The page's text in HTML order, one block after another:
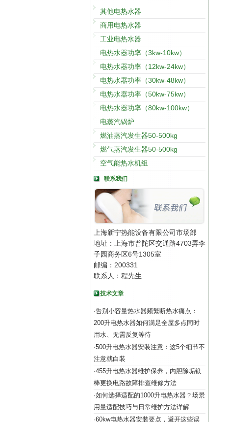
其他电热水器
商用电热水器
工业电热水器
电热水器功率（3kw-10kw）
电热水器功率（12kw-24kw）
电热水器功率（30kw-48kw）
电热水器功率（50kw-75kw）
电热水器功率（80kw-100kw）
电蒸汽锅炉
燃油蒸汽发生器50-500kg
燃气蒸汽发生器50-500kg
空气能热水机组
联系我们
上海新宁热能设备有限公司市场部
地址：上海市普陀区交通路4703弄李
子园商务区6号1305室
邮编：200331
联系人：程先生
技术文章
·告别小容量热水器频繁断热水痛点：
200升电热水器如何满足全屋多点同时
用水、无需反复等待
·500升电热水器安装注意：这5个细节不
注意就白装
·455升电热水器维护保养，内胆除垢镁
棒更换电路故障排查维修方法
·如何选择适配的1000升电热水器？场景
用量适配技巧与日常维护方法详解
·60kw电热水器安装要点，避开这些误